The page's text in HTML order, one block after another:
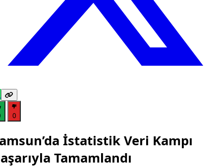
0
İstatistik Veri Kampı
Tamamlandı